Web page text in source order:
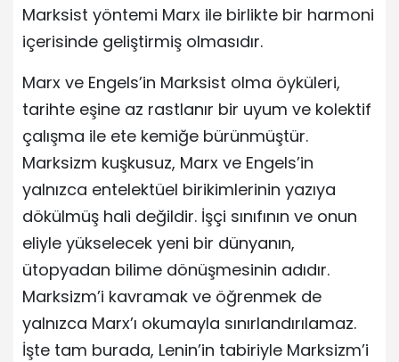
Marksist yöntemi Marx ile birlikte bir harmoni
içerisinde geliştirmiş olmasıdır.
Marx ve Engels’in Marksist olma öyküleri,
tarihte eşine az rastlanır bir uyum ve kolektif
çalışma ile ete kemiğe bürünmüştür.
Marksizm kuşkusuz, Marx ve Engels’in
yalnızca entelektüel birikimlerinin yazıya
dökülmüş hali değildir. İşçi sınıfının ve onun
eliyle yükselecek yeni bir dünyanın,
ütopyadan bilime dönüşmesinin adıdır.
Marksizm’i kavramak ve öğrenmek de
yalnızca Marx’ı okumayla sınırlandırılamaz.
İşte tam burada, Lenin’in tabiriyle Marksizm’i